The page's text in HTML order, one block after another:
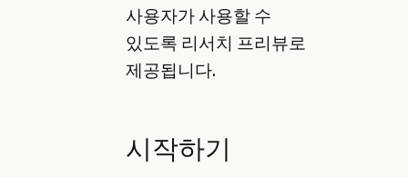
사용자가 사용할 수
있도록 리서치 프리뷰로
제공됩니다.
시작하기